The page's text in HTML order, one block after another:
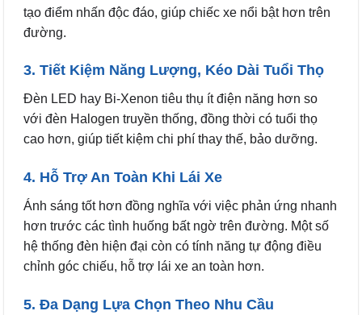
tạo điểm nhấn độc đáo, giúp chiếc xe nổi bật hơn trên
đường.
3. Tiết Kiệm Năng Lượng, Kéo Dài Tuổi Thọ
Đèn LED hay Bi-Xenon tiêu thụ ít điện năng hơn so
với đèn Halogen truyền thống, đồng thời có tuổi thọ
cao hơn, giúp tiết kiệm chi phí thay thế, bảo dưỡng.
4. Hỗ Trợ An Toàn Khi Lái Xe
Ánh sáng tốt hơn đồng nghĩa với việc phản ứng nhanh
hơn trước các tình huống bất ngờ trên đường. Một số
hệ thống đèn hiện đại còn có tính năng tự động điều
chỉnh góc chiếu, hỗ trợ lái xe an toàn hơn.
5. Đa Dạng Lựa Chọn Theo Nhu Cầu